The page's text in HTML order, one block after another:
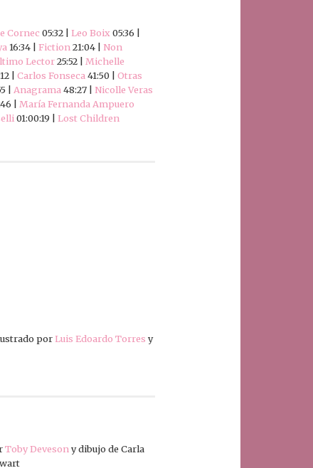
Cornec 05:32 | Leo Boix05:36 |
16:34 | Fiction21:04 | Non
Lector25:52 | Michelle
| Carlos Fonseca41:50 | Otras
| Anagrama48:27 | Nicolle Veras
| María Fernanda Ampuero
01:00:19 | Lost Children
porLuis Edoardo Torres y
Toby Devesony dibujo de Carla